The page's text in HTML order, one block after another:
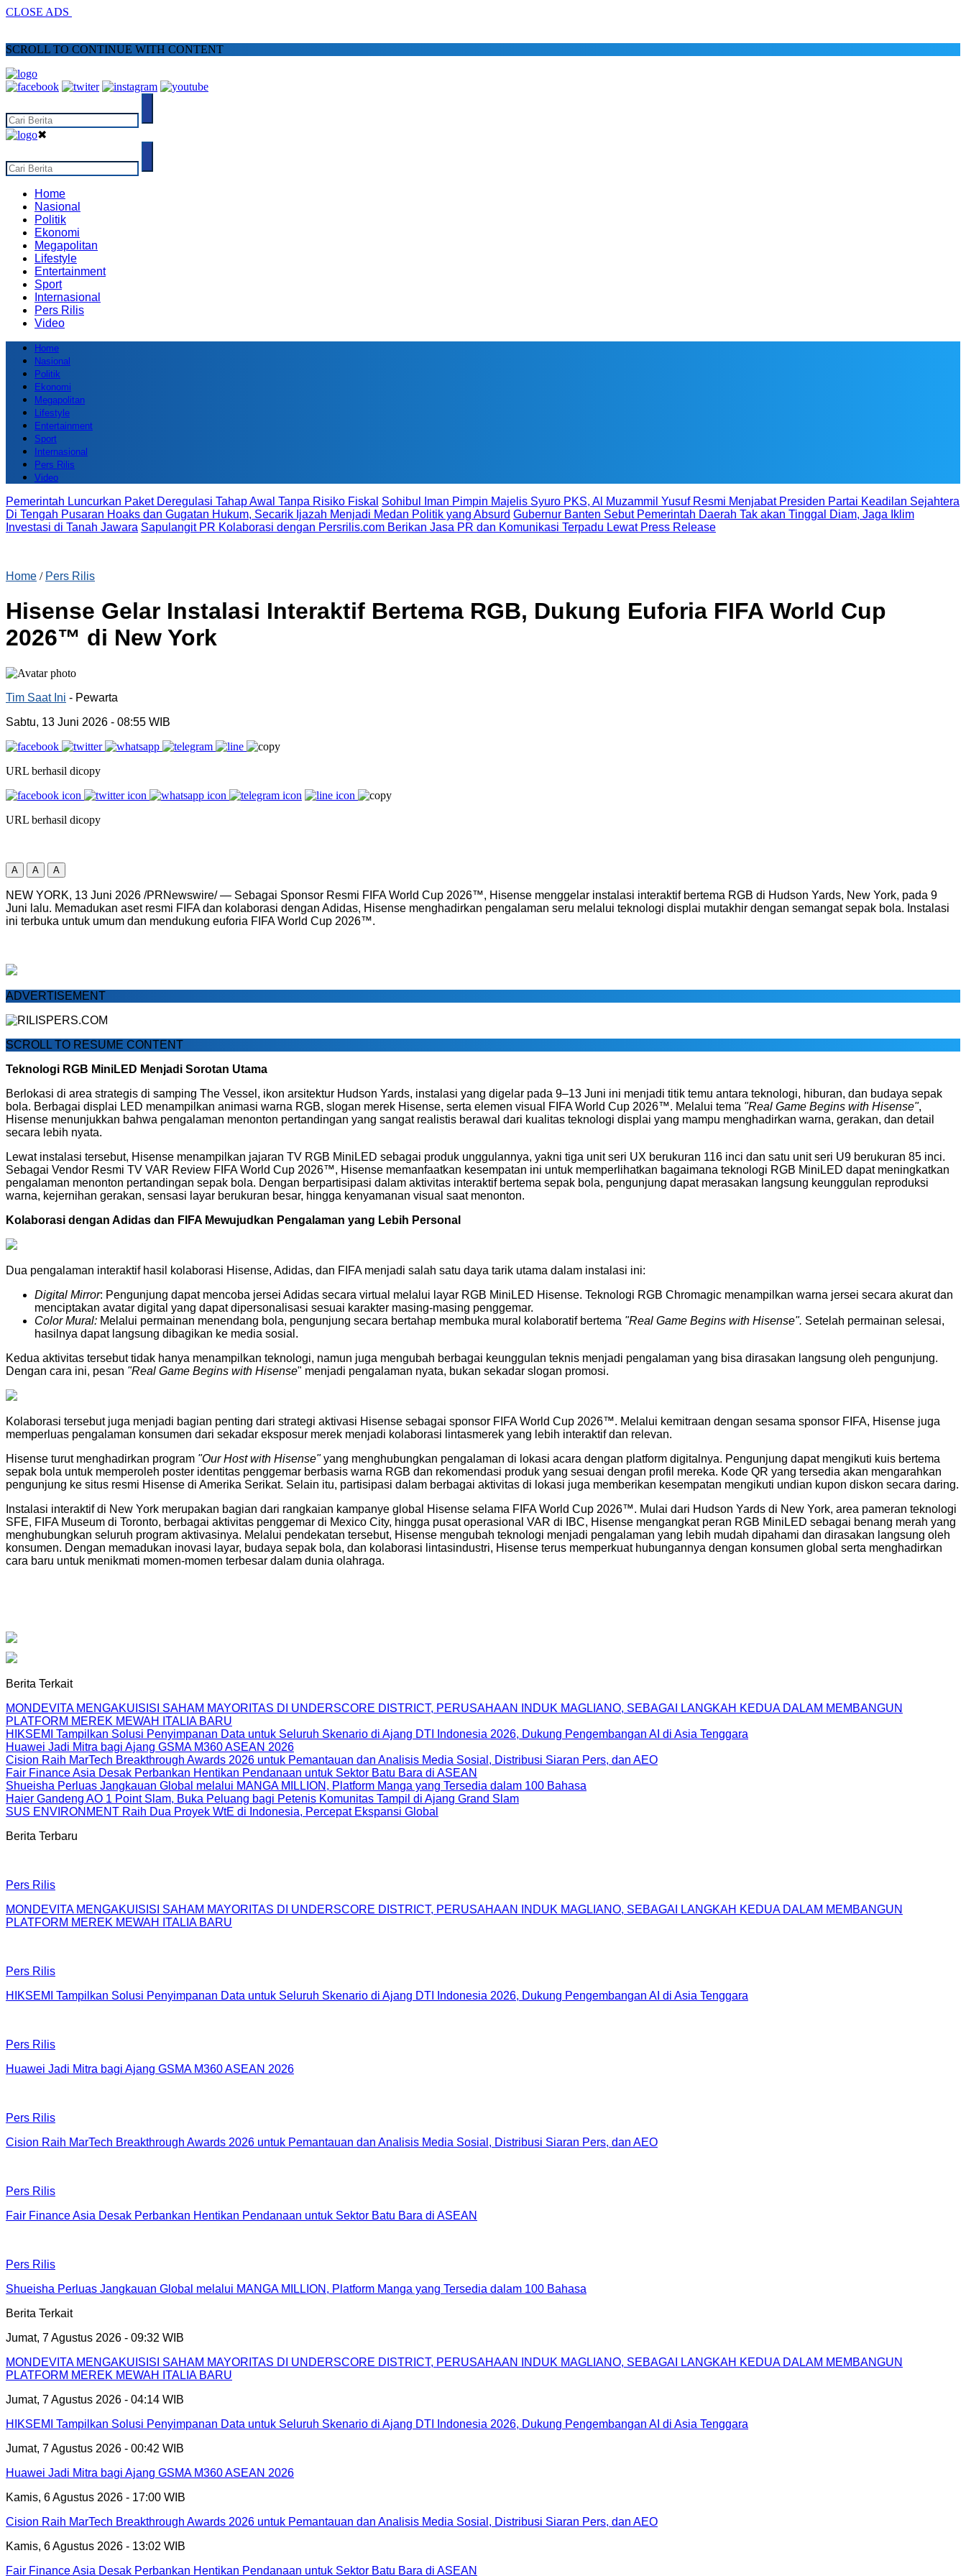
CLOSE ADS
SCROLL TO CONTINUE WITH CONTENT
✖
Home
Nasional
Politik
Ekonomi
Megapolitan
Lifestyle
Entertainment
Sport
Internasional
Pers Rilis
Video
Home
Nasional
Politik
Ekonomi
Megapolitan
Lifestyle
Entertainment
Sport
Internasional
Pers Rilis
Video
Pemerintah Luncurkan Paket Deregulasi Tahap Awal Tanpa Risiko Fiskal Sohibul Iman Pimpin Majelis Syuro PKS, Al Muzammil Yusuf Resmi Menjabat Presiden Partai Keadilan Sejahtera
Di Tengah Pusaran Hoaks dan Gugatan Hukum, Secarik Ijazah Menjadi Medan Politik yang Absurd Gubernur Banten Sebut Pemerintah Daerah Tak akan Tinggal Diam, Jaga Iklim
Investasi di Tanah Jawara Sapulangit PR Kolaborasi dengan Persrilis.com Berikan Jasa PR dan Komunikasi Terpadu Lewat Press Release
Home / Pers Rilis
Hisense Gelar Instalasi Interaktif Bertema RGB, Dukung Euforia FIFA World Cup
2026™ di New York
Tim Saat Ini - Pewarta
Sabtu, 13 Juni 2026 - 08:55 WIB
URL berhasil dicopy
URL berhasil dicopy
A A A
NEW YORK, 13 Juni 2026 /PRNewswire/ — Sebagai Sponsor Resmi FIFA World Cup 2026™, Hisense menggelar instalasi interaktif bertema RGB di Hudson Yards, New York, pada 9
Juni lalu. Memadukan aset resmi FIFA dan kolaborasi dengan Adidas, Hisense menghadirkan pengalaman seru melalui teknologi displai mutakhir dengan semangat sepak bola. Instalasi
ini terbuka untuk umum dan mendukung euforia FIFA World Cup 2026™.
ADVERTISEMENT
SCROLL TO RESUME CONTENT
Teknologi RGB MiniLED Menjadi Sorotan Utama
Berlokasi di area strategis di samping The Vessel, ikon arsitektur Hudson Yards, instalasi yang digelar pada 9–13 Juni ini menjadi titik temu antara teknologi, hiburan, dan budaya sepak
bola. Berbagai displai LED menampilkan animasi warna RGB, slogan merek Hisense, serta elemen visual FIFA World Cup 2026™. Melalui tema "Real Game Begins with Hisense",
Hisense menunjukkan bahwa pengalaman menonton pertandingan yang sangat realistis berawal dari kualitas teknologi displai yang mampu menghadirkan warna, gerakan, dan detail
secara lebih nyata.
Lewat instalasi tersebut, Hisense menampilkan jajaran TV RGB MiniLED sebagai produk unggulannya, yakni tiga unit seri UX berukuran 116 inci dan satu unit seri U9 berukuran 85 inci.
Sebagai Vendor Resmi TV VAR Review FIFA World Cup 2026™, Hisense memanfaatkan kesempatan ini untuk memperlihatkan bagaimana teknologi RGB MiniLED dapat meningkatkan
pengalaman menonton pertandingan sepak bola. Dengan berpartisipasi dalam aktivitas interaktif bertema sepak bola, pengunjung dapat merasakan langsung keunggulan reproduksi
warna, kejernihan gerakan, sensasi layar berukuran besar, hingga kenyamanan visual saat menonton.
Kolaborasi dengan Adidas dan FIFA Mewujudkan Pengalaman yang Lebih Personal
Dua pengalaman interaktif hasil kolaborasi Hisense, Adidas, dan FIFA menjadi salah satu daya tarik utama dalam instalasi ini:
Digital Mirror: Pengunjung dapat mencoba jersei Adidas secara virtual melalui layar RGB MiniLED Hisense. Teknologi RGB Chromagic menampilkan warna jersei secara akurat dan
menciptakan avatar digital yang dapat dipersonalisasi sesuai karakter masing-masing penggemar.
Color Mural: Melalui permainan menendang bola, pengunjung secara bertahap membuka mural kolaboratif bertema "Real Game Begins with Hisense". Setelah permainan selesai,
hasilnya dapat langsung dibagikan ke media sosial.
Kedua aktivitas tersebut tidak hanya menampilkan teknologi, namun juga mengubah berbagai keunggulan teknis menjadi pengalaman yang bisa dirasakan langsung oleh pengunjung.
Dengan cara ini, pesan "Real Game Begins with Hisense" menjadi pengalaman nyata, bukan sekadar slogan promosi.
Kolaborasi tersebut juga menjadi bagian penting dari strategi aktivasi Hisense sebagai sponsor FIFA World Cup 2026™. Melalui kemitraan dengan sesama sponsor FIFA, Hisense juga
memperluas pengalaman konsumen dari sekadar eksposur merek menjadi kolaborasi lintasmerek yang lebih interaktif dan relevan.
Hisense turut menghadirkan program "Our Host with Hisense"yang menghubungkan pengalaman di lokasi acara dengan platform digitalnya. Pengunjung dapat mengikuti kuis bertema
sepak bola untuk memperoleh poster identitas penggemar berbasis warna RGB dan rekomendasi produk yang sesuai dengan profil mereka. Kode QR yang tersedia akan mengarahkan
pengunjung ke situs resmi Hisense di Amerika Serikat. Selain itu, partisipasi dalam berbagai aktivitas di lokasi juga memberikan kesempatan mengikuti undian kupon diskon secara daring.
Instalasi interaktif di New York merupakan bagian dari rangkaian kampanye global Hisense selama FIFA World Cup 2026™. Mulai dari Hudson Yards di New York, area pameran teknologi
SFE, FIFA Museum di Toronto, berbagai aktivitas penggemar di Mexico City, hingga pusat operasional VAR di IBC, Hisense mengangkat peran RGB MiniLED sebagai benang merah yang
menghubungkan seluruh program aktivasinya. Melalui pendekatan tersebut, Hisense mengubah teknologi menjadi pengalaman yang lebih mudah dipahami dan dirasakan langsung oleh
konsumen. Dengan memadukan inovasi layar, budaya sepak bola, dan kolaborasi lintasindustri, Hisense terus memperkuat hubungannya dengan konsumen global serta menghadirkan
cara baru untuk menikmati momen-momen terbesar dalam dunia olahraga.
Berita Terkait
MONDEVITA MENGAKUISISI SAHAM MAYORITAS DI UNDERSCORE DISTRICT, PERUSAHAAN INDUK MAGLIANO, SEBAGAI LANGKAH KEDUA DALAM MEMBANGUN
PLATFORM MEREK MEWAH ITALIA BARU
HIKSEMI Tampilkan Solusi Penyimpanan Data untuk Seluruh Skenario di Ajang DTI Indonesia 2026, Dukung Pengembangan AI di Asia Tenggara
Huawei Jadi Mitra bagi Ajang GSMA M360 ASEAN 2026
Cision Raih MarTech Breakthrough Awards 2026 untuk Pemantauan dan Analisis Media Sosial, Distribusi Siaran Pers, dan AEO
Fair Finance Asia Desak Perbankan Hentikan Pendanaan untuk Sektor Batu Bara di ASEAN
Shueisha Perluas Jangkauan Global melalui MANGA MILLION, Platform Manga yang Tersedia dalam 100 Bahasa
Haier Gandeng AO 1 Point Slam, Buka Peluang bagi Petenis Komunitas Tampil di Ajang Grand Slam
SUS ENVIRONMENT Raih Dua Proyek WtE di Indonesia, Percepat Ekspansi Global
Berita Terbaru
Pers Rilis
MONDEVITA MENGAKUISISI SAHAM MAYORITAS DI UNDERSCORE DISTRICT, PERUSAHAAN INDUK MAGLIANO, SEBAGAI LANGKAH KEDUA DALAM MEMBANGUN
PLATFORM MEREK MEWAH ITALIA BARU
Pers Rilis
HIKSEMI Tampilkan Solusi Penyimpanan Data untuk Seluruh Skenario di Ajang DTI Indonesia 2026, Dukung Pengembangan AI di Asia Tenggara
Pers Rilis
Huawei Jadi Mitra bagi Ajang GSMA M360 ASEAN 2026
Pers Rilis
Cision Raih MarTech Breakthrough Awards 2026 untuk Pemantauan dan Analisis Media Sosial, Distribusi Siaran Pers, dan AEO
Pers Rilis
Fair Finance Asia Desak Perbankan Hentikan Pendanaan untuk Sektor Batu Bara di ASEAN
Pers Rilis
Shueisha Perluas Jangkauan Global melalui MANGA MILLION, Platform Manga yang Tersedia dalam 100 Bahasa
Berita Terkait
Jumat, 7 Agustus 2026 - 09:32 WIB
MONDEVITA MENGAKUISISI SAHAM MAYORITAS DI UNDERSCORE DISTRICT, PERUSAHAAN INDUK MAGLIANO, SEBAGAI LANGKAH KEDUA DALAM MEMBANGUN
PLATFORM MEREK MEWAH ITALIA BARU
Jumat, 7 Agustus 2026 - 04:14 WIB
HIKSEMI Tampilkan Solusi Penyimpanan Data untuk Seluruh Skenario di Ajang DTI Indonesia 2026, Dukung Pengembangan AI di Asia Tenggara
Jumat, 7 Agustus 2026 - 00:42 WIB
Huawei Jadi Mitra bagi Ajang GSMA M360 ASEAN 2026
Kamis, 6 Agustus 2026 - 17:00 WIB
Cision Raih MarTech Breakthrough Awards 2026 untuk Pemantauan dan Analisis Media Sosial, Distribusi Siaran Pers, dan AEO
Kamis, 6 Agustus 2026 - 13:02 WIB
Fair Finance Asia Desak Perbankan Hentikan Pendanaan untuk Sektor Batu Bara di ASEAN